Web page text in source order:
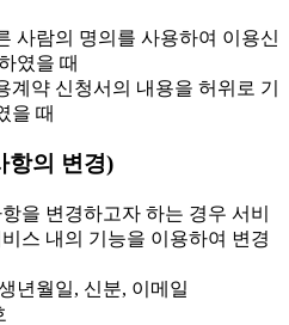
사람의 명의를 사용하여 이용신
였을 때
계약 신청서의 내용을 허위로 기
을 때
항의 변경)
을 변경하고자 하는 경우 서비
스 내의 기능을 이용하여 변경
년월일, 신분, 이메일